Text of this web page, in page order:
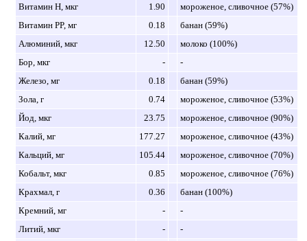
Витамин H, мкг
1.90
мороженое, сливочное (57%)
Витамин PP, мг
0.18
банан (59%)
Алюминий, мкг
12.50
молоко (100%)
Бор, мкг
-
-
Железо, мг
0.18
банан (59%)
Зола, г
0.74
мороженое, сливочное (53%)
Йод, мкг
23.75
мороженое, сливочное (90%)
Калий, мг
177.27
мороженое, сливочное (43%)
Кальций, мг
105.44
мороженое, сливочное (70%)
Кобальт, мкг
0.85
мороженое, сливочное (76%)
Крахмал, г
0.36
банан (100%)
Кремний, мг
-
-
Литий, мкг
-
-